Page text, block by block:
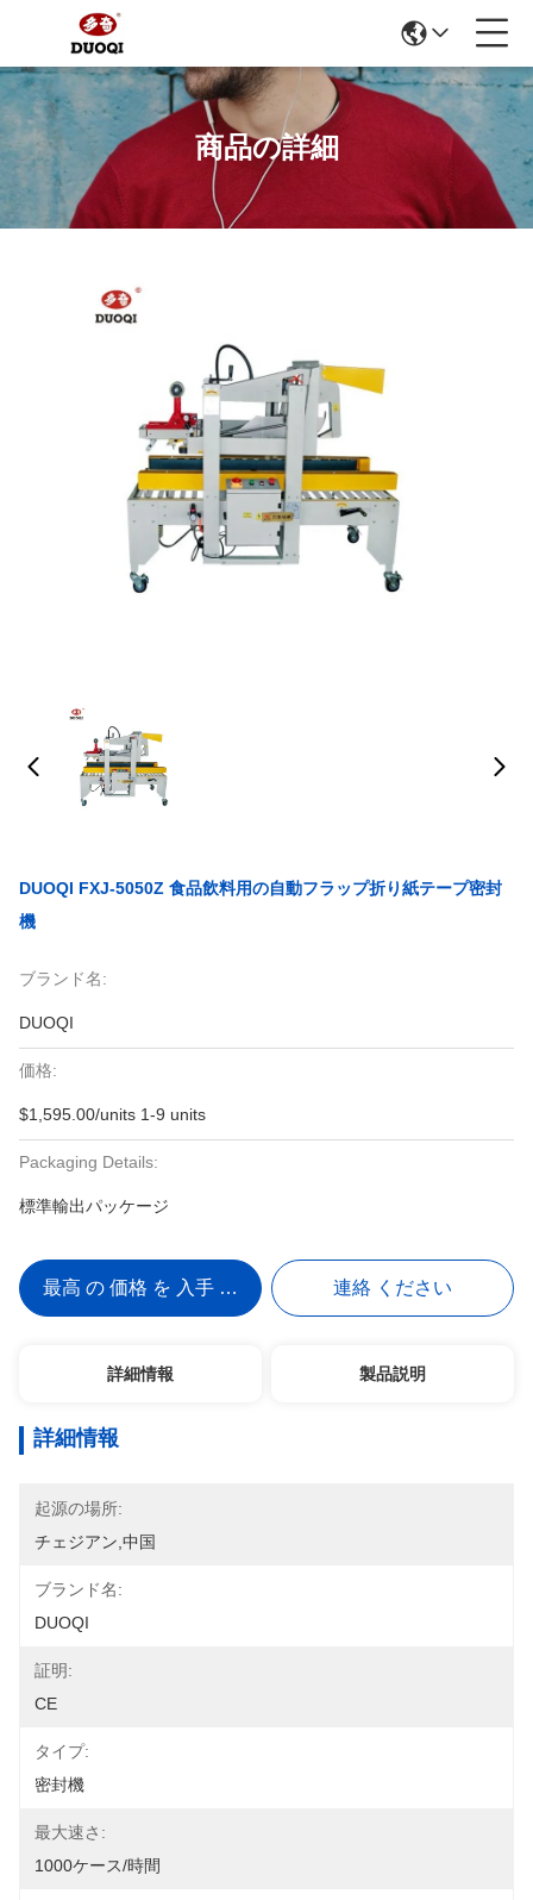
商品の詳細
DUOQI FXJ-5050Z 食品飲料用の自動フラップ折り紙テープ密封
機
ブランド名:
DUOQI
価格:
$1,595.00/units 1-9 units
Packaging Details:
標準輸出パッケージ
最高 の 価格 を 入手 する 連絡 ください
詳細情報 製品説明
詳細情報
起源の場所:
チェジアン,中国
ブランド名:
DUOQI
証明:
CE
タイプ:
密封機
最大速さ:
1000ケース/時間